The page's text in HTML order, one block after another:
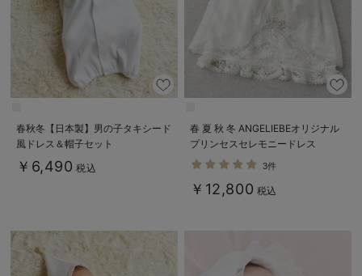
春秋冬【日本製】男の子タキシード
風ドレス＆帽子セット
￥6,490 税込
春 夏 秋 冬 ANGELIEBEオリジナル
プリンセスセレモニードレス
3件
￥12,800 税込